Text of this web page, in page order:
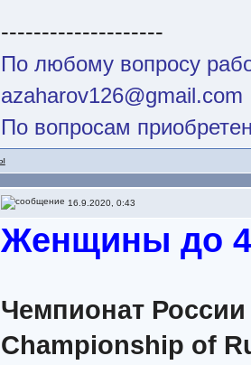
--------------------
По любому вопросу
azaharov126@gmail.com
По вопросам
16.9.2020, 0:43
Женщины до
Чемпионат
Championship of